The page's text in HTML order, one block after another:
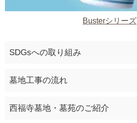
Busterシリーズ
SDGsへの取り組み
墓地工事の流れ
西福寺墓地・墓苑のご紹介